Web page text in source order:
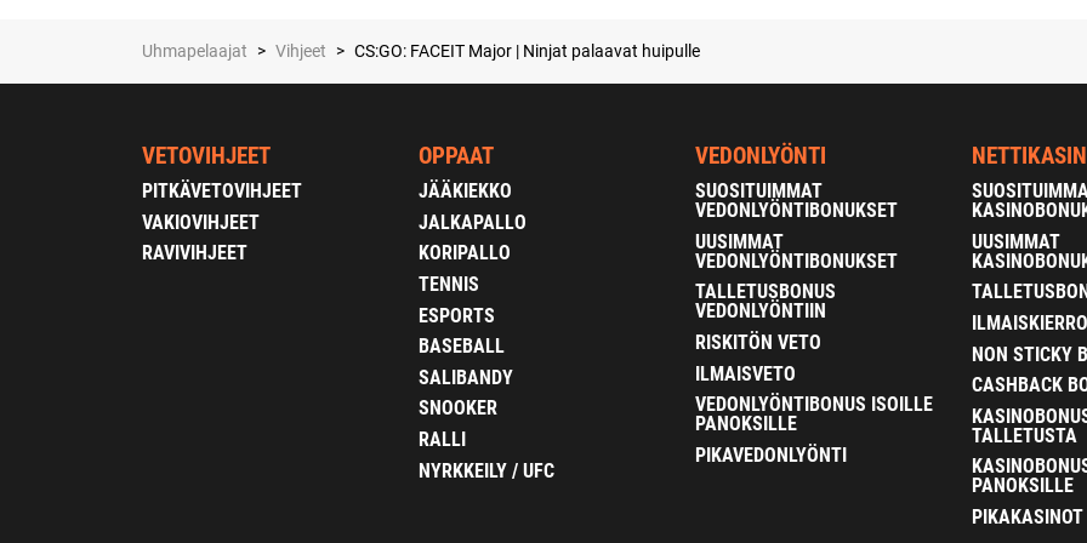
Uhmapelaajat > Vihjeet > CS:GO: FACEIT Major | Ninjat palaavat huipulle
VETOVIHJEET
PITKÄVETOVIHJEET
VAKIOVIHJEET
RAVIVIHJEET
OPPAAT
JÄÄKIEKKO
JALKAPALLO
KORIPALLO
TENNIS
ESPORTS
BASEBALL
SALIBANDY
SNOOKER
RALLI
NYRKKEILY / UFC
VEDONLYÖNTI
SUOSITUIMMAT
VEDONLYÖNTIBONUKSET
UUSIMMAT
VEDONLYÖNTIBONUKSET
TALLETUSBONUS
VEDONLYÖNTIIN
RISKITÖN VETO
ILMAISVETO
VEDONLYÖNTIBONUS ISOILLE
PANOKSILLE
PIKAVEDONLYÖNTI
UUSIMMAT
NON STICKY
CASHBACK
TALLETUSTA
PANOKSILLE
PIKAKASINOT